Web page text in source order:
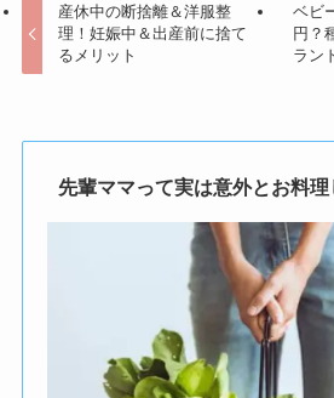
産休中の断捨離＆洋服整
理！妊娠中＆出産前に捨て
るメリット
ベビ
円？
ラン
先輩ママって実は意外とお料理